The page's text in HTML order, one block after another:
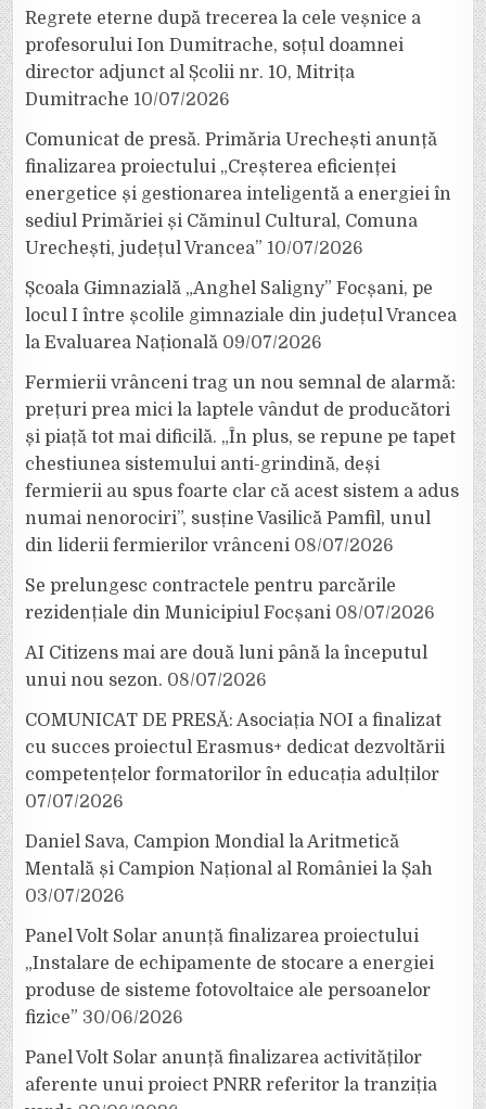
Regrete eterne după trecerea la cele veșnice a
profesorului Ion Dumitrache, soțul doamnei
director adjunct al Școlii nr. 10, Mitrița
Dumitrache 10/07/2026
Comunicat de presă. Primăria Urechești anunță
finalizarea proiectului „Creșterea eficienței
energetice și gestionarea inteligentă a energiei în
sediul Primăriei și Căminul Cultural, Comuna
Urechești, județul Vrancea” 10/07/2026
Școala Gimnazială „Anghel Saligny” Focșani, pe
locul I între școlile gimnaziale din județul Vrancea
la Evaluarea Națională 09/07/2026
Fermierii vrânceni trag un nou semnal de alarmă:
prețuri prea mici la laptele vândut de producători
și piață tot mai dificilă. „În plus, se repune pe tapet
chestiunea sistemului anti-grindină, deși
fermierii au spus foarte clar că acest sistem a adus
numai nenorociri”, susține Vasilică Pamfil, unul
din liderii fermierilor vrânceni 08/07/2026
Se prelungesc contractele pentru parcările
rezidențiale din Municipiul Focșani 08/07/2026
AI Citizens mai are două luni până la începutul
unui nou sezon. 08/07/2026
COMUNICAT DE PRESĂ: Asociația NOI a finalizat
cu succes proiectul Erasmus+ dedicat dezvoltării
competențelor formatorilor în educația adulților
07/07/2026
Daniel Sava, Campion Mondial la Aritmetică
Mentală și Campion Național al României la Șah
03/07/2026
Panel Volt Solar anunță finalizarea proiectului
„Instalare de echipamente de stocare a energiei
produse de sisteme fotovoltaice ale persoanelor
fizice” 30/06/2026
Panel Volt Solar anunță finalizarea activităților
aferente unui proiect PNRR referitor la tranziția